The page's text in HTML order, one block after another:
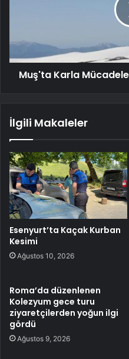
Muş'ta Karla
İlgili Makaleler
Esenyurt’ta Kaçak Kurban
Kesimi
Ağustos 10, 2026
Roma’da düzenlenen
Kolezyum gece turu
ziyaretçilerden yoğun ilgi
gördü
Ağustos 9, 2026